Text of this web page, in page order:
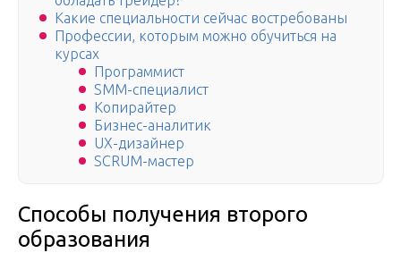
Какие специальности сейчас востребованы
Профессии, которым можно обучиться на
курсах
Программист
SMM-специалист
Копирайтер
Бизнес-аналитик
UX-дизайнер
SCRUM-мастер
Способы получения второго
образования